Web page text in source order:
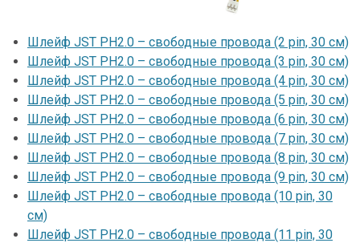
Шлейф JST PH2.0 – свободные провода (2 pin, 30 см)
Шлейф JST PH2.0 – свободные провода (3 pin, 30 см)
Шлейф JST PH2.0 – свободные провода (4 pin, 30 см)
Шлейф JST PH2.0 – свободные провода (5 pin, 30 см)
Шлейф JST PH2.0 – свободные провода (6 pin, 30 см)
Шлейф JST PH2.0 – свободные провода (7 pin, 30 см)
Шлейф JST PH2.0 – свободные провода (8 pin, 30 см)
Шлейф JST PH2.0 – свободные провода (9 pin, 30 см)
Шлейф JST PH2.0 – свободные провода (10 pin, 30
см)
Шлейф JST PH2.0 – свободные провода (11 pin, 30